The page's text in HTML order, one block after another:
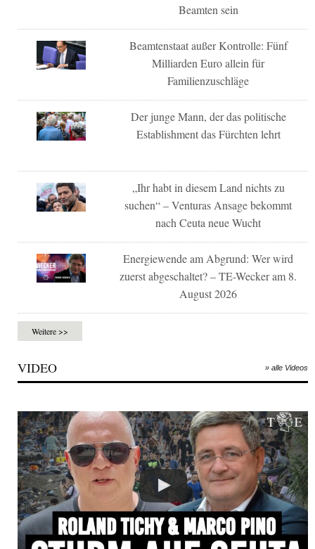
Beamten sein
Beamtenstaat außer Kontrolle: Fünf
Milliarden Euro allein für
Familienzuschläge
Der junge Mann, der das politische
Establishment das Fürchten lehrt
„Ihr habt in diesem Land nichts zu
suchen“ – Venturas Ansage bekommt
nach Ceuta neue Wucht
Energiewende am Abgrund: Wer wird
zuerst abgeschaltet? – TE-Wecker am 8.
August 2026
Weitere >>
VIDEO » alle Videos